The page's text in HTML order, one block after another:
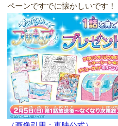
ペーンですでに懐かしいです！